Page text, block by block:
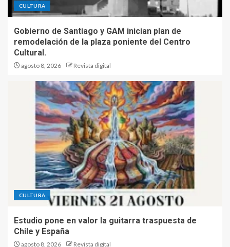
CULTURA
Gobierno de Santiago y GAM inician plan de
remodelación de la plaza poniente del Centro
Cultural.
agosto 8, 2026 Revista digital
CULTURA
Estudio pone en valor la guitarra traspuesta de
Chile y España
agosto 8, 2026 Revista digital